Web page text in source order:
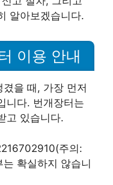
알아보겠습니다.
이용 안내
을 때, 가장 먼저
니다. 번개장터는
고 있습니다.
주의:
확실하지 않습니